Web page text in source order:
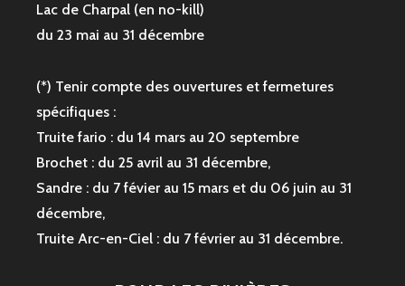
Lac de Charpal (en no-kill)
du 23 mai au 31 décembre
(*) Tenir compte des ouvertures et fermetures
spécifiques :
Truite fario : du 14 mars au 20 septembre
Brochet : du 25 avril au 31 décembre,
Sandre : du 7 févier au 15 mars et du 06 juin au 31
décembre,
Truite Arc-en-Ciel : du 7 février au 31 décembre.